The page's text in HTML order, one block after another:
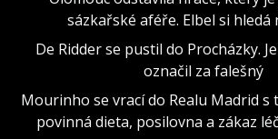
sázkařské aféře. Elbel si hledá
De Ridder se pustil do Procházky.
označil za falešný
Mourinho se vrací do Realu Madrid s
povinná dieta, posilovna a zákaz